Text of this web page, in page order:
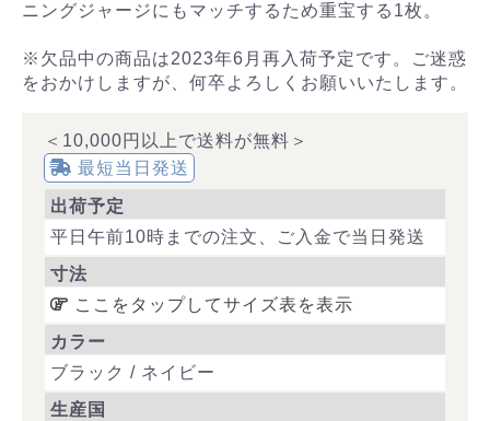
ニングジャージにもマッチするため重宝する1枚。
※欠品中の商品は2023年6月再入荷予定です。ご迷惑
をおかけしますが、何卒よろしくお願いいたします。
＜10,000円以上で送料が無料＞
最短当日発送
出荷予定
平日午前10時までの注文、ご入金で当日発送
寸法
ここをタップしてサイズ表を表示
カラー
ブラック / ネイビー
生産国